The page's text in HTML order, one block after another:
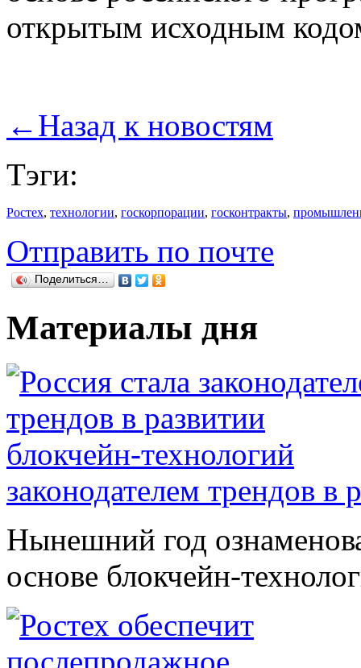
открытым исходным
← Назад к новостям
Тэги:
Ростех, технологии, госкорпорации, госконтракты,
Отправить по почте
Поделиться…
Материалы дня
законодателем трендов в
Нынешний год
основе блокчейн-